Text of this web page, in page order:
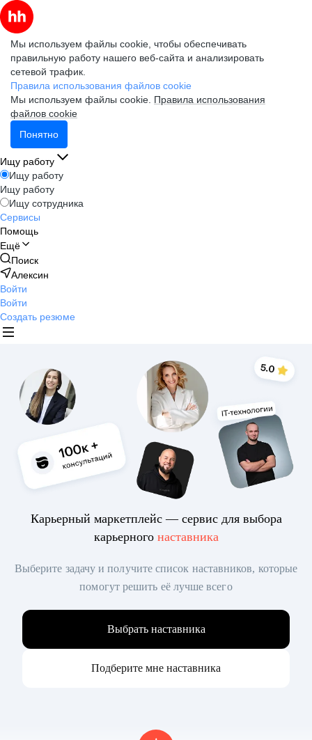
Мы используем файлы cookie, чтобы обеспечивать
правильную работу нашего веб-сайта и анализировать
сетевой трафик.
Правила использования файлов cookie
Мы используем файлы cookie. Правила использования
файлов cookie
Понятно
Ищу работу
Ищу работу
Ищу работу
Ищу сотрудника
Сервисы
Помощь
Ещё
Поиск
Алексин
Войти
Войти
Создать резюме
Карьерный маркетплейс — сервис для выбора
карьерного наставника
Выберите задачу и получите список наставников, которые
помогут решить её лучше всего
Выбрать наставника
Подберите мне наставника